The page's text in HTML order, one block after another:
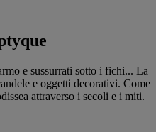
e sussurrati sotto i fichi... La
e oggetti decorativi. Come
attraverso i secoli e i miti.